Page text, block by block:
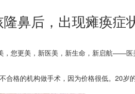
鼻后，出现瘫痪症
，您更美，新医美，新生命，新启航——医
格的机构做手术，因为价格很低。20岁